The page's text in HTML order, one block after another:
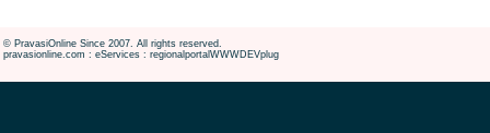
© PravasiOnline Since 2007. All rights reserved.
pravasionline.com : eServices : regionalportalWWWDEVplug